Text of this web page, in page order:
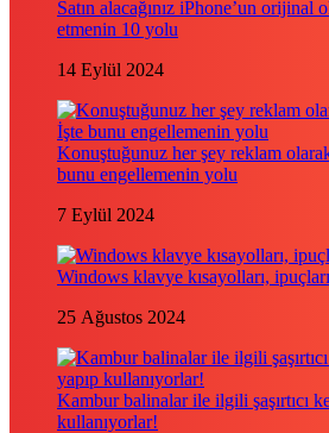
Satın alacağınız iPhone’un orijinal
etmenin 10 yolu
14 Eylül 2024
Konuştuğunuz her şey reklam olarak
bunu engellemenin yolu
7 Eylül 2024
Windows klavye kısayolları,
25 Ağustos 2024
Kambur balinalar ile ilgili şaşırtıcı
kullanıyorlar!